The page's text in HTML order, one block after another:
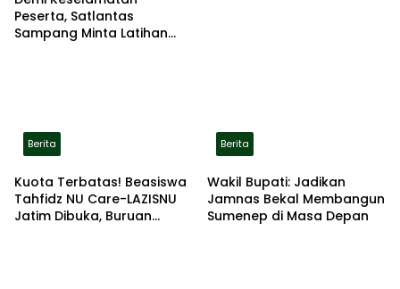
Peserta, Satlantas
Sampang Minta Latihan
Berita
Kuota Terbatas! Beasiswa
Tahfidz NU Care-LAZISNU
Jatim Dibuka, Buruan
Berita
Wakil Bupati: Jadikan
Jamnas Bekal Membangun
Sumenep di Masa Depan